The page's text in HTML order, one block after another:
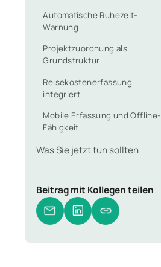
Automatische Ruhezeit-
Warnung
Projektzuordnung als
Grundstruktur
Reisekostenerfassung
integriert
Mobile Erfassung und Offline-
Fähigkeit
Was Sie jetzt tun sollten
Beitrag mit Kollegen teilen